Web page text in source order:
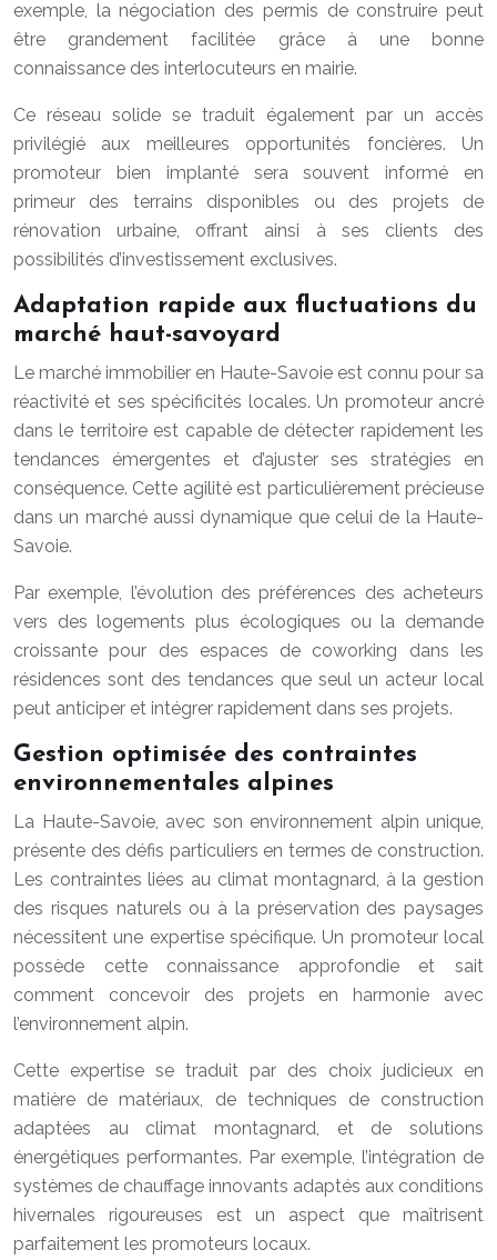
exemple, la négociation des permis de construire peut
être grandement facilitée grâce à une bonne
connaissance des interlocuteurs en mairie.
Ce réseau solide se traduit également par un accès
privilégié aux meilleures opportunités foncières. Un
promoteur bien implanté sera souvent informé en
primeur des terrains disponibles ou des projets de
rénovation urbaine, offrant ainsi à ses clients des
possibilités d’investissement exclusives.
Adaptation rapide aux fluctuations du
marché haut-savoyard
Le marché immobilier en Haute-Savoie est connu pour sa
réactivité et ses spécificités locales. Un promoteur ancré
dans le territoire est capable de détecter rapidement les
tendances émergentes et d’ajuster ses stratégies en
conséquence. Cette agilité est particulièrement précieuse
dans un marché aussi dynamique que celui de la Haute-
Savoie.
Par exemple, l’évolution des préférences des acheteurs
vers des logements plus écologiques ou la demande
croissante pour des espaces de coworking dans les
résidences sont des tendances que seul un acteur local
peut anticiper et intégrer rapidement dans ses projets.
Gestion optimisée des contraintes
environnementales alpines
La Haute-Savoie, avec son environnement alpin unique,
présente des défis particuliers en termes de construction.
Les contraintes liées au climat montagnard, à la gestion
des risques naturels ou à la préservation des paysages
nécessitent une expertise spécifique. Un promoteur local
possède cette connaissance approfondie et sait
comment concevoir des projets en harmonie avec
l’environnement alpin.
Cette expertise se traduit par des choix judicieux en
matière de matériaux, de techniques de construction
adaptées au climat montagnard, et de solutions
énergétiques performantes. Par exemple, l’intégration de
systèmes de chauffage innovants adaptés aux conditions
hivernales rigoureuses est un aspect que maîtrisent
parfaitement les promoteurs locaux.